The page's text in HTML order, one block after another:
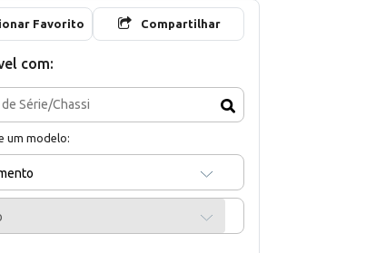
Favorito Compartilhar
com:
um modelo: